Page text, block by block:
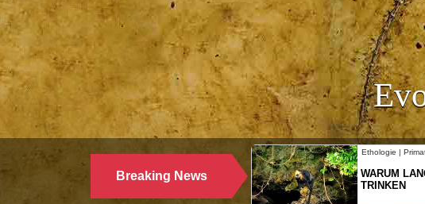
Breaking News
28.10.2024
WARUM LANGUREN SALZWASSER